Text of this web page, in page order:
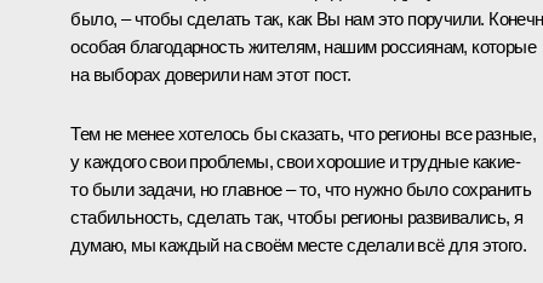
было, – чтобы сделать так, как Вы нам это поручили.
особая благодарность жителям, нашим россиянам, которые
на выборах доверили нам этот пост.
Тем не менее хотелось бы сказать, что регионы все разные,
у каждого свои проблемы, свои хорошие и трудные какие-
то были задачи, но главное – то, что нужно было сохранить
стабильность, сделать так, чтобы регионы развивались, я
думаю, мы каждый на своём месте сделали всё для этого.